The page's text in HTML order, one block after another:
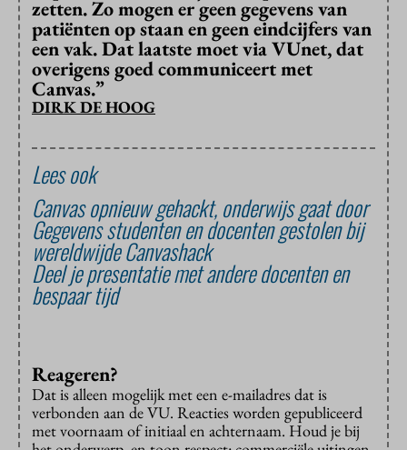
zetten. Zo mogen er geen gegevens van
patiënten op staan en geen eindcijfers van
een vak. Dat laatste moet via VUnet, dat
overigens goed communiceert met
Canvas.”
DIRK DE HOOG
Lees ook
Canvas opnieuw gehackt, onderwijs gaat door
Gegevens studenten en docenten gestolen bij
wereldwijde Canvashack
Deel je presentatie met andere docenten en
bespaar tijd
Reageren?
Dat is alleen mogelijk met een e-mailadres dat is
verbonden aan de VU. Reacties worden gepubliceerd
met voornaam of initiaal en achternaam. Houd je bij